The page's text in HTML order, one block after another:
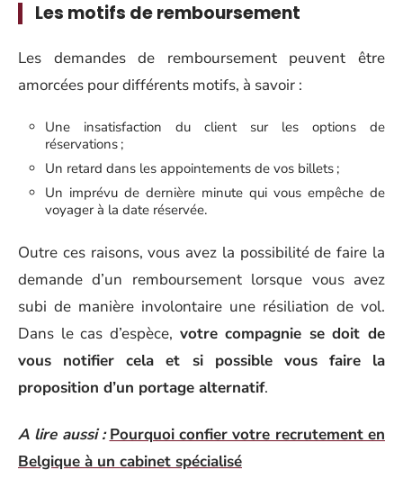
Les motifs de remboursement
Les demandes de remboursement peuvent être
amorcées pour différents motifs, à savoir :
Une insatisfaction du client sur les options de
réservations ;
Un retard dans les appointements de vos billets ;
Un imprévu de dernière minute qui vous empêche de
voyager à la date réservée.
Outre ces raisons, vous avez la possibilité de faire la
demande d’un remboursement lorsque vous avez
subi de manière involontaire une résiliation de vol.
Dans le cas d’espèce, votre compagnie se doit de
vous notifier cela et si possible vous faire la
proposition d’un portage alternatif.
A lire aussi : Pourquoi confier votre recrutement en
Belgique à un cabinet spécialisé